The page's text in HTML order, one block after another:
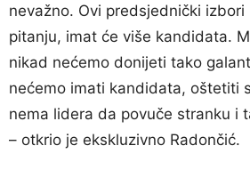
nevažno. Ovi predsjednički izbori
pitanju, imat će više kandidata.
nikad nećemo donijeti tako
nećemo imati kandidata, oštetiti
nema lidera da povuče stranku i
– otkrio je ekskluzivno Radončić.